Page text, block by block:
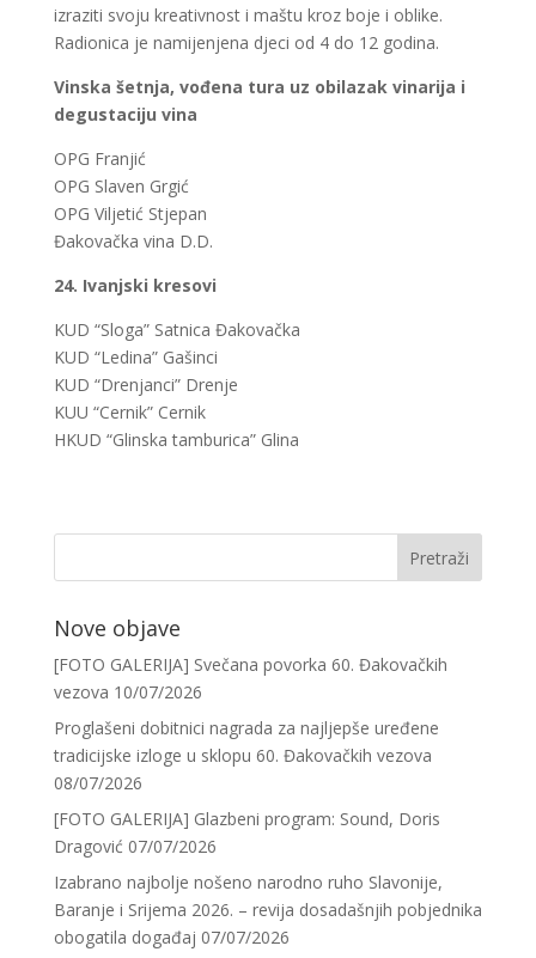
izraziti svoju kreativnost i maštu kroz boje i oblike.
Radionica je namijenjena djeci od 4 do 12 godina.
Vinska šetnja, vođena tura uz obilazak vinarija i
degustaciju vina
OPG Franjić
OPG Slaven Grgić
OPG Viljetić Stjepan
Đakovačka vina D.D.
24. Ivanjski kresovi
KUD “Sloga” Satnica Đakovačka
KUD “Ledina” Gašinci
KUD “Drenjanci” Drenje
KUU “Cernik” Cernik
HKUD “Glinska tamburica” Glina
Nove objave
[FOTO GALERIJA] Svečana povorka 60. Đakovačkih
vezova 10/07/2026
Proglašeni dobitnici nagrada za najljepše uređene
tradicijske izloge u sklopu 60. Đakovačkih vezova
08/07/2026
[FOTO GALERIJA] Glazbeni program: Sound, Doris
Dragović 07/07/2026
Izabrano najbolje nošeno narodno ruho Slavonije,
Baranje i Srijema 2026. – revija dosadašnjih pobjednika
obogatila događaj 07/07/2026